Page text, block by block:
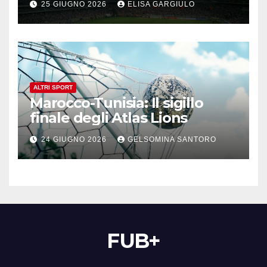
25 GIUGNO 2026 ELISA GARGIULO
ALTRI SPORT
Marocco-Tunisia: Il sigillo
finale degli Atlas Lions
24 GIUGNO 2026 GELSOMINA SANTORO
FUB+